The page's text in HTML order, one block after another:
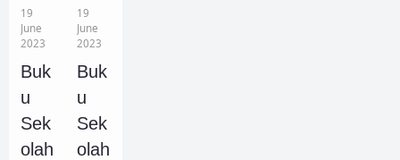
u
Rev
isi
Ter
bar
u
UD
kulu
m
Mer
A/S
MK
Kel
as
12
Kuri
19
June
2023
Buk
u
Sek
olah
19
June
2023
Buk
u
Sek
olah